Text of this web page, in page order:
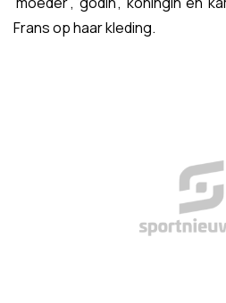
Frans op haar kleding.